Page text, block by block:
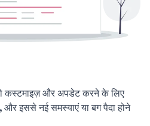
कस्टमाइज़ और अपडेट करने के लिए
इससे नई समस्याएं या बग पैदा होने